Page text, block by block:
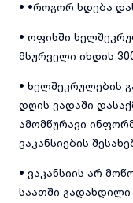
• •როგორ ხდება
• ოფისში
მსურველი იხდის
• ხელშეკრულების
დღის ვადაში
ამომწურავი
ვაკანსიების
• ვაკანსიის არ
საათში გადახდილი